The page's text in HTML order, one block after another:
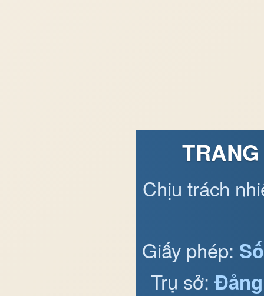
Chịu trách
Giấy phép:
Trụ sở: